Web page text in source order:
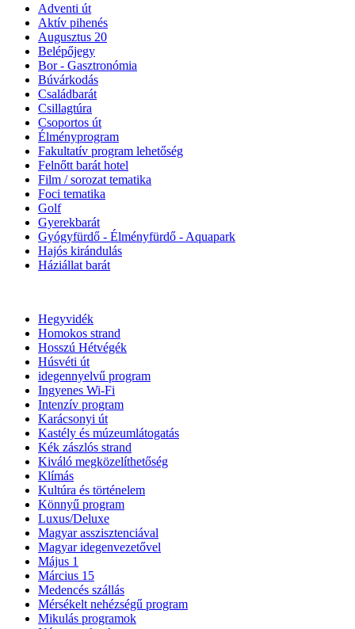
Adventi út
Aktív pihenés
Augusztus 20
Belépőjegy
Bor - Gasztronómia
Búvárkodás
Családbarát
Csillagtúra
Csoportos út
Élményprogram
Fakultatív program lehetőség
Felnőtt barát hotel
Film / sorozat tematika
Foci tematika
Golf
Gyerekbarát
Gyógyfürdő - Élményfürdő - Aquapark
Hajós kirándulás
Háziállat barát
Hegyvidék
Homokos strand
Hosszú Hétvégék
Húsvéti út
idegennyelvű program
Ingyenes Wi-Fi
Intenzív program
Karácsonyi út
Kastély és múzeumlátogatás
Kék zászlós strand
Kiváló megközelíthetőség
Klímás
Kultúra és történelem
Könnyű program
Luxus/Deluxe
Magyar asszisztenciával
Magyar idegenvezetővel
Május 1
Március 15
Medencés szállás
Mérsékelt nehézségű program
Mikulás programok